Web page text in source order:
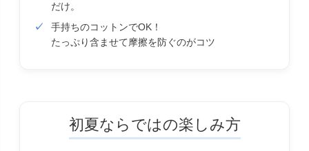
だけ。
手持ちのコットンでOK！
たっぷり含ませて摩擦を防ぐのがコツ
初夏ならではの楽しみ方